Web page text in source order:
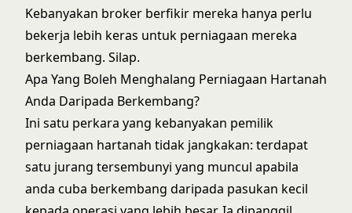
Kebanyakan broker berfikir mereka hanya perlu
bekerja lebih keras untuk perniagaan mereka
berkembang. Silap.
Apa Yang Boleh Menghalang Perniagaan Hartanah
Anda Daripada Berkembang?
Ini satu perkara yang kebanyakan pemilik
perniagaan hartanah tidak jangkakan: terdapat
satu jurang tersembunyi yang muncul apabila
anda cuba berkembang daripada pasukan kecil